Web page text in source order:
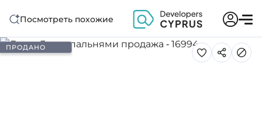
Посмотреть похожие
ПРОДАНО